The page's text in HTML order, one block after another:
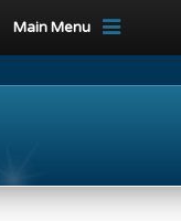
Main Menu